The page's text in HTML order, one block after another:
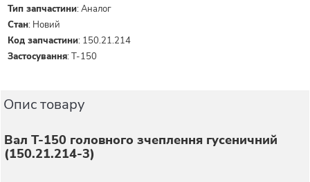
Тип запчастини:Аналог
Стан: Новий
Код запчастини: 150.21.214
Застосування:Т-150
Опис товару
Вал Т-150 головного зчеплення гусеничний
(150.21.214-3)